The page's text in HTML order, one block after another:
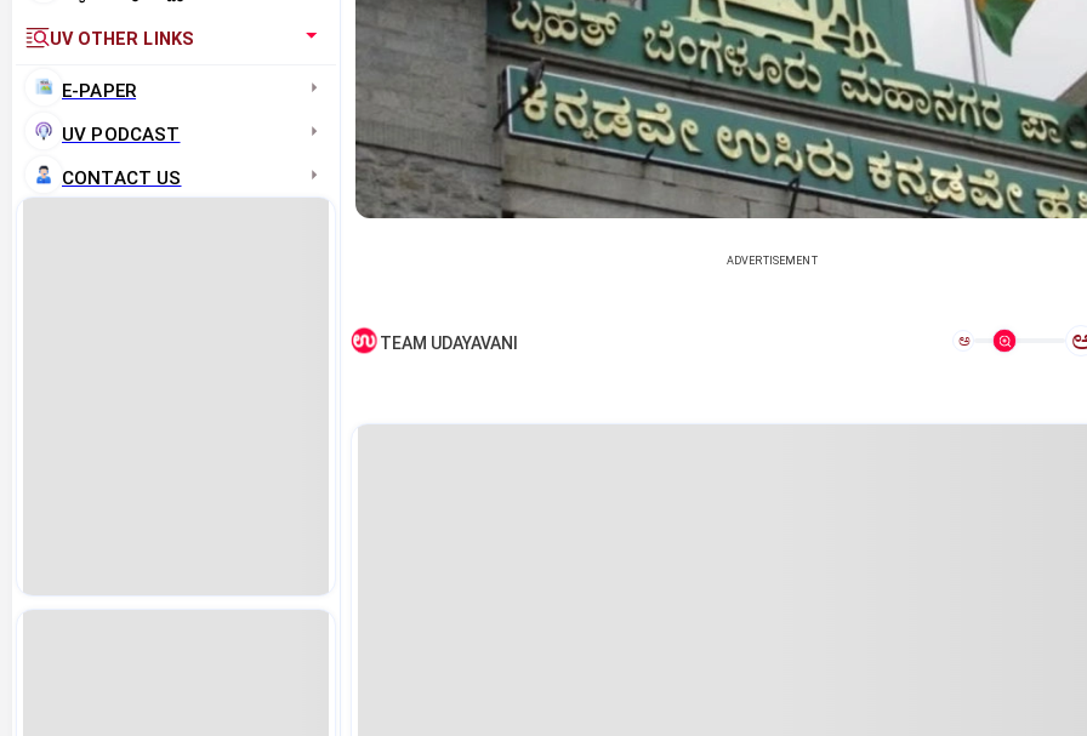
UV OTHER LINKS
E-PAPER
UV PODCAST
CONTACT US
ADVERTISEMENT
TEAM UDAYAVANI ಅ